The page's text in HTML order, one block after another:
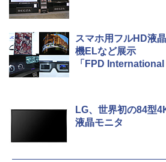
スマホ用フルHD液
機ELなど展示
「FPD
LG、世界初の84型
液晶モニタ